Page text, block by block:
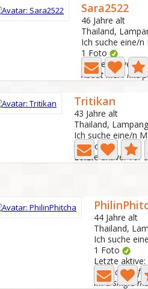
Sara2522
46 Jahre alt
Thailand,
Ich suche eine/n
1 Foto
Letzte aktive:
Tritikan
43 Jahre alt
Thailand,
Ich suche eine/n
4 Foto
Letzte aktive: Vor
44 Jahre alt
Thailand,
Ich suche
1 Foto
Letzte aktive:
I'm looking